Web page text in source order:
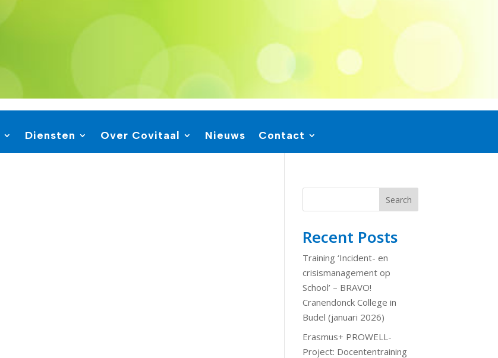
Diensten Over Covitaal Nieuws Contact
Search
Recent Posts
Training ‘Incident- en
crisismanagement op
School’ – BRAVO!
Cranendonck College in
Budel (januari 2026)
Erasmus+ PROWELL-
Project: Docententraining